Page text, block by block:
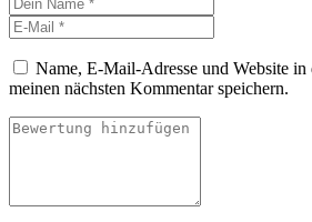
Name, E-Mail-Adresse und Website
meinen nächsten Kommentar speichern.